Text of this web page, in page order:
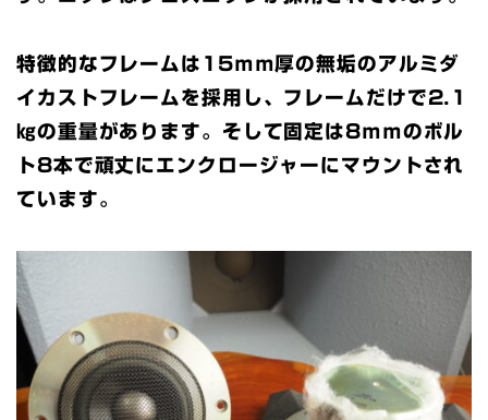
特徴的なフレームは15ｍｍ厚の無垢のアルミダ
イカストフレームを採用し、フレームだけで2.1
㎏の重量があります。そして固定は8ｍｍのボル
ト8本で頑丈にエンクロージャーにマウントされ
ています。